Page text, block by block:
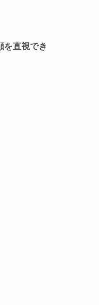
を直視でき